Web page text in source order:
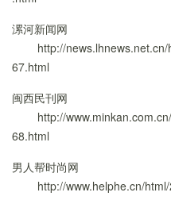
漯河新闻网
http://
67.html
闽西民刊网
http://
68.html
男人帮时尚网
http://www.helphe.cn/